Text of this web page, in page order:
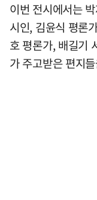
이번 전시에서는
시인, 김윤식 평론
호 평론가, 배길기
가 주고받은 편지